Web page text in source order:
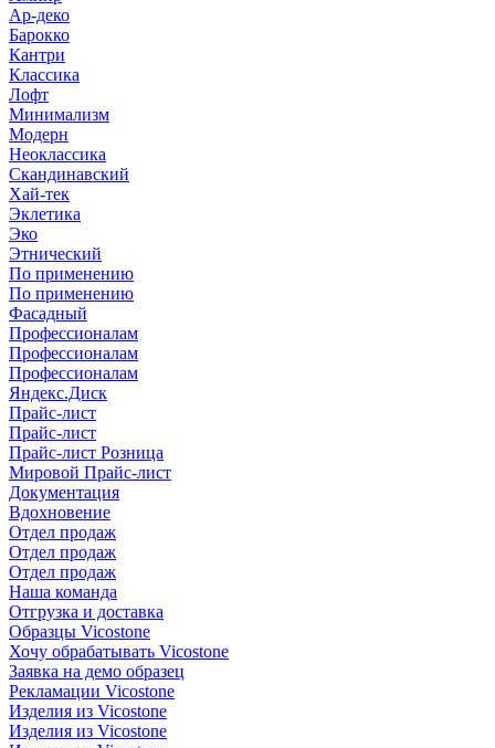
Ар-деко
Барокко
Кантри
Классика
Лофт
Минимализм
Модерн
Неоклассика
Скандинавский
Хай-тек
Эклетика
Эко
Этнический
По применению
По применению
Фасадный
Профессионалам
Профессионалам
Профессионалам
Яндекс.Диск
Прайс-лист
Прайс-лист
Прайс-лист Розница
Мировой Прайс-лист
Документация
Вдохновение
Отдел продаж
Отдел продаж
Отдел продаж
Наша команда
Отгрузка и доставка
Образцы Vicostone
Хочу обрабатывать Vicostone
Заявка на демо образец
Рекламации Vicostone
Изделия из Vicostone
Изделия из Vicostone